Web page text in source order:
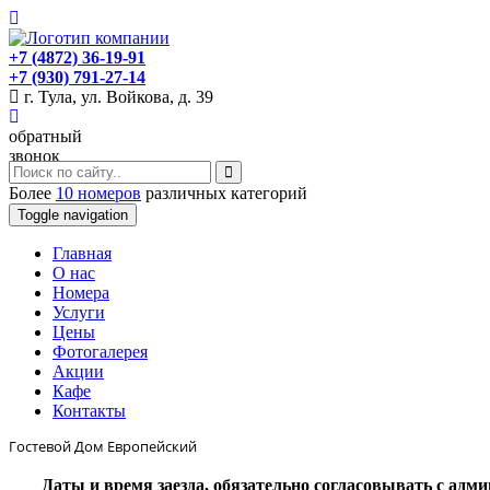
+7 (4872) 36-19-91
+7 (930) 791-27-14
г. Тула, ул. Войкова, д. 39
обратный
звонок
Более 10 номеров различных категорий
Toggle navigation
Главная
O нас
Номера
Услуги
Цены
Фотогалерея
Акции
Кафе
Контакты
Гостевой Дом Европейский
Даты и время заезда, обязательно согласовывать с